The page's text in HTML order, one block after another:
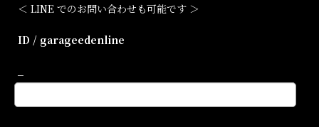
＜ LINE でのお問い合わせも可能です ＞
ID / garageedenline